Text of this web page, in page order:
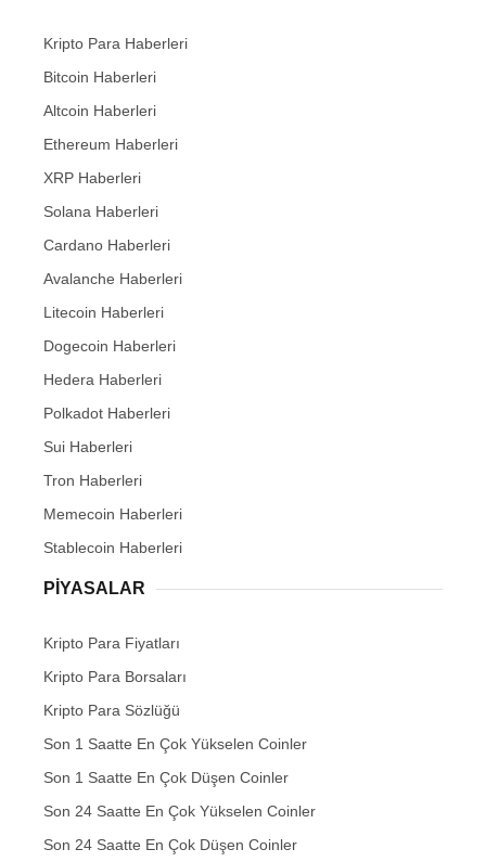
Kripto Para Haberleri
Bitcoin Haberleri
Altcoin Haberleri
Ethereum Haberleri
XRP Haberleri
Solana Haberleri
Cardano Haberleri
Avalanche Haberleri
Litecoin Haberleri
Dogecoin Haberleri
Hedera Haberleri
Polkadot Haberleri
Sui Haberleri
Tron Haberleri
Memecoin Haberleri
Stablecoin Haberleri
PIYASALAR
Kripto Para Fiyatları
Kripto Para Borsaları
Kripto Para Sözlüğü
Son 1 Saatte En Çok Yükselen Coinler
Son 1 Saatte En Çok Düşen Coinler
Son 24 Saatte En Çok Yükselen Coinler
Son 24 Saatte En Çok Düşen Coinler